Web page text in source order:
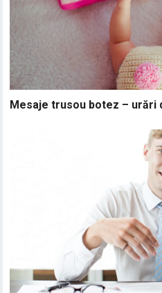
Mesaje trusou botez – urări